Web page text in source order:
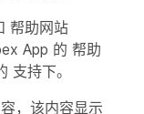
帮助网站
App 的 帮助
支持下。
，该内容显示